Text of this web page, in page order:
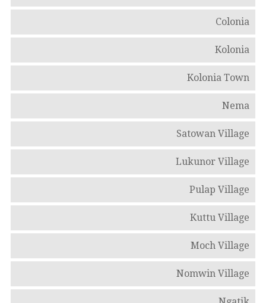
Colonia
Kolonia
Kolonia Town
Nema
Satowan Village
Lukunor Village
Pulap Village
Kuttu Village
Moch Village
Nomwin Village